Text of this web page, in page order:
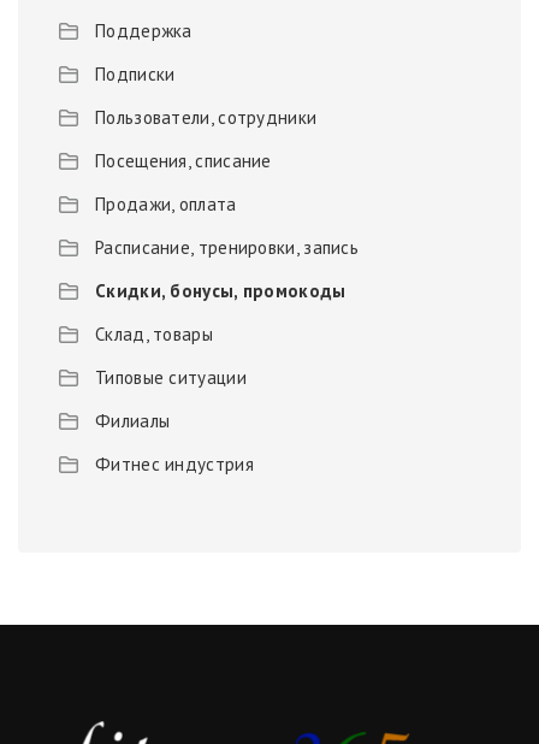
Поддержка
Подписки
Пользователи, сотрудники
Посещения, списание
Продажи, оплата
Расписание, тренировки, запись
Скидки, бонусы, промокоды
Склад, товары
Типовые ситуации
Филиалы
Фитнес индустрия